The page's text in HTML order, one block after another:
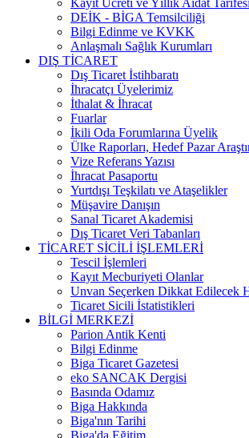
Kayıt Ücreti ve Yıllık Aidat Tarifesi
DEİK - BİGA Temsilciliği
Bilgi Edinme ve KVKK
Anlaşmalı Sağlık Kurumları
DIŞ TİCARET
Dış Ticaret İstihbaratı
İhracatçı Üyelerimiz
İthalat & İhracat
Fuarlar
İkili Oda Forumlarına Üyelik
Ülke Raporları, Hedef Pazar
Vize Referans Yazısı
İhracat Pasaportu
Yurtdışı Teşkilatı ve Ataşelikler
Müşavire Danışın
Sanal Ticaret Akademisi
Dış Ticaret Veri Tabanları
TİCARET SİCİLİ İŞLEMLERİ
Tescil İşlemleri
Kayıt Mecburiyeti Olanlar
Unvan Seçerken Dikkat Edilecek
Ticaret Sicili İstatistikleri
BİLGİ MERKEZİ
Parion Antik Kenti
Bilgi Edinme
Biga Ticaret Gazetesi
eko SANCAK Dergisi
Basında Odamız
Biga Hakkında
Biga'nın Tarihi
Biga'da Eğitim